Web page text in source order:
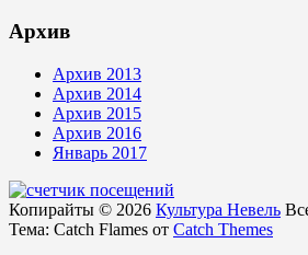
Архив
Архив 2013
Архив 2014
Архив 2015
Архив 2016
Январь 2017
Копирайты © 2026 Культура Невель
Тема: Catch Flames от Catch Themes